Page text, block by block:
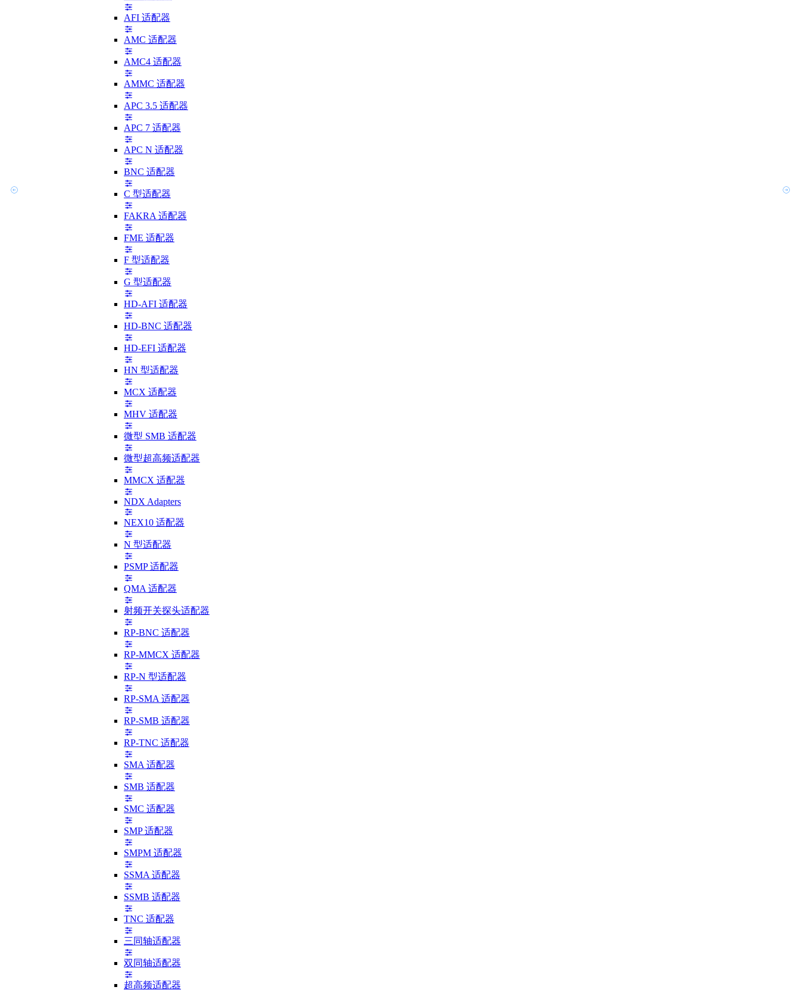
AFI 适配器
AMC 适配器
AMC4 适配器
AMMC 适配器
APC 3.5 适配器
APC 7 适配器
APC N 适配器
BNC 适配器
C 型适配器
FAKRA 适配器
FME 适配器
F 型适配器
G 型适配器
HD-AFI 适配器
HD-BNC 适配器
HD-EFI 适配器
HN 型适配器
MCX 适配器
MHV 适配器
微型 SMB 适配器
微型超高频适配器
MMCX 适配器
NDX Adapters
NEX10 适配器
N 型适配器
PSMP 适配器
QMA 适配器
射频开关探头适配器
RP-BNC 适配器
RP-MMCX 适配器
RP-N 型适配器
RP-SMA 适配器
RP-SMB 适配器
RP-TNC 适配器
SMA 适配器
SMB 适配器
SMC 适配器
SMP 适配器
SMPM 适配器
SSMA 适配器
SSMB 适配器
TNC 适配器
三同轴适配器
双同轴适配器
超高频适配器